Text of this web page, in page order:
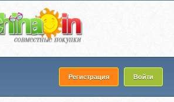
Регистрация Войти